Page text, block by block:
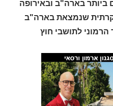
ביותר בארה"ב ובאירופה
שנמצאת בארה"ב
לתושבי חוץ